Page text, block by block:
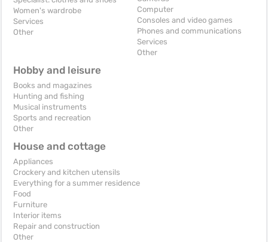
Women's wardrobe
Services
Other
Computer
Consoles and video games
Phones and communications
Services
Other
Hobby and leisure
Books and magazines
Hunting and fishing
Musical instruments
Sports and recreation
Other
House and cottage
Appliances
Crockery and kitchen utensils
Everything for a summer residence
Food
Furniture
Interior items
Repair and construction
Other